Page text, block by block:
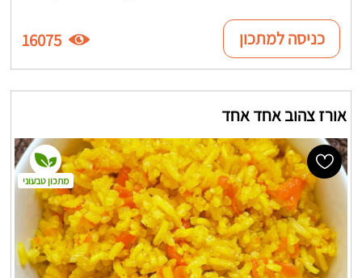
כניסה למתכון 16075
אורז צהוב אחד אחד
מתכון טבעוני